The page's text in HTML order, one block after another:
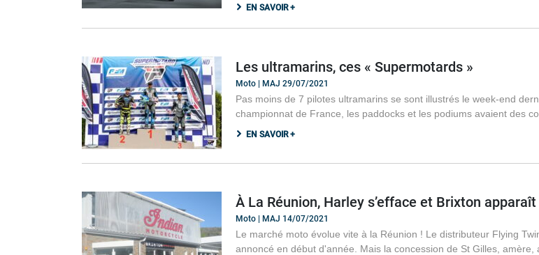
EN SAVOIR +
Les ultramarins, ces « Supermotards »
Moto | MAJ 29/07/2021
Pas moins de 7 pilotes ultramarins se sont illustrés le week-end
championnat de France, les paddocks et les podiums avaient des
EN SAVOIR +
À La Réunion, Harley s’efface et Brixton apparaît
Moto | MAJ 14/07/2021
Le marché moto évolue vite à la Réunion ! Le distributeur Flying
annoncé en début d'année. Mais la concession de St Gilles,